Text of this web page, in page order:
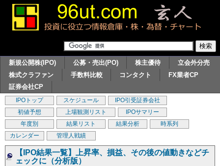
新規公開株(IPO) 公募・売出(PO) 株主優待
立会外分売
株式クラファン
手数料比較 コンタクト
FX業者CP
証券会社CP
IPOトップ スケジュール
IPO引受証券会社
初値予想
上場観測リスト
IPOサマリー
年度別
結果リスト 結果分析
時系列
カレンダー
管理人戦績
【IPO結果一覧】上昇率、損益、その後の値動きなどチ
ェックに（分析版）